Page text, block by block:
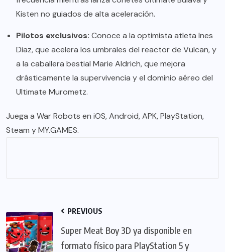
Kisten no guiados de alta aceleración.
Pilotos exclusivos: Conoce a la optimista atleta Ines
Diaz, que acelera los umbrales del reactor de Vulcan, y
a la caballera bestial Marie Aldrich, que mejora
drásticamente la supervivencia y el dominio aéreo del
Ultimate Murometz.
Juega a War Robots en iOS,Android,APK,PlayStation,
Steam yMY.GAMES.
PREVIOUS
Super Meat Boy 3D ya disponible en
formato físico para PlayStation 5 y